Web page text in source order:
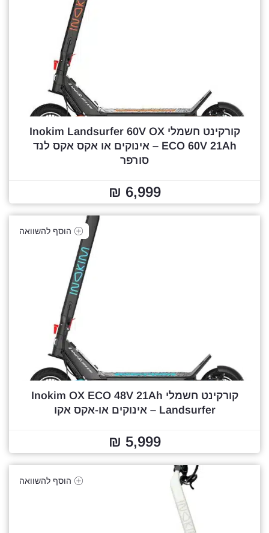
קורקינט חשמלי Inokim Landsurfer 60V OX
ECO 60V 21Ah – אינוקים או אקס אקס לנד
סורפר
6,999 ₪
הוסף להשוואה
קורקינט חשמלי Inokim OX ECO 48V 21Ah
Landsurfer – אינוקים או-אקס אקו
5,999 ₪
הוסף להשוואה